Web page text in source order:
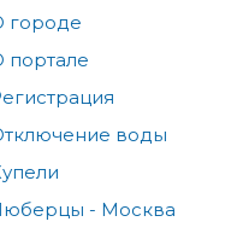
городе
портале
воды
- Москва